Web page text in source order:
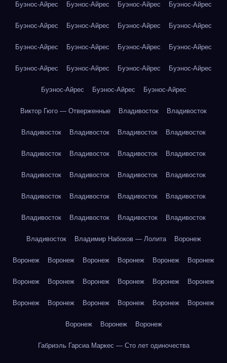
Буэнос-Айрес Буэнос-Айрес Буэнос-Айрес Буэнос-Айрес
Буэнос-Айрес Буэнос-Айрес Буэнос-Айрес Буэнос-Айрес
Буэнос-Айрес Буэнос-Айрес Буэнос-Айрес Буэнос-Айрес
Буэнос-Айрес Буэнос-Айрес Буэнос-Айрес Буэнос-Айрес
Буэнос-Айрес Буэнос-Айрес Буэнос-Айрес
Виктор Гюго — Отверженные Владивосток Владивосток
Владивосток Владивосток Владивосток Владивосток
Владивосток Владивосток Владивосток Владивосток
Владивосток Владивосток Владивосток Владивосток
Владивосток Владивосток Владивосток Владивосток
Владивосток Владивосток Владивосток Владивосток
Владивосток Владимир Набоков — Лолита Воронеж
Воронеж Воронеж Воронеж Воронеж Воронеж Воронеж
Воронеж Воронеж Воронеж Воронеж Воронеж Воронеж
Воронеж Воронеж Воронеж Воронеж Воронеж Воронеж
Воронеж Воронеж Воронеж
Габриэль Гарсиа Маркес — Сто лет одиночества